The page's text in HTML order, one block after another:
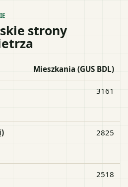
strony
Mieszkania (GUS BDL)
3161
2825
2518